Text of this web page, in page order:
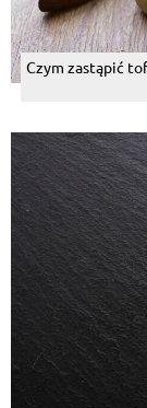
Milena
Ilonka,
Ciasto
Rodzinka
Ania ,
Przepis
błąd,
Czym zastąpić